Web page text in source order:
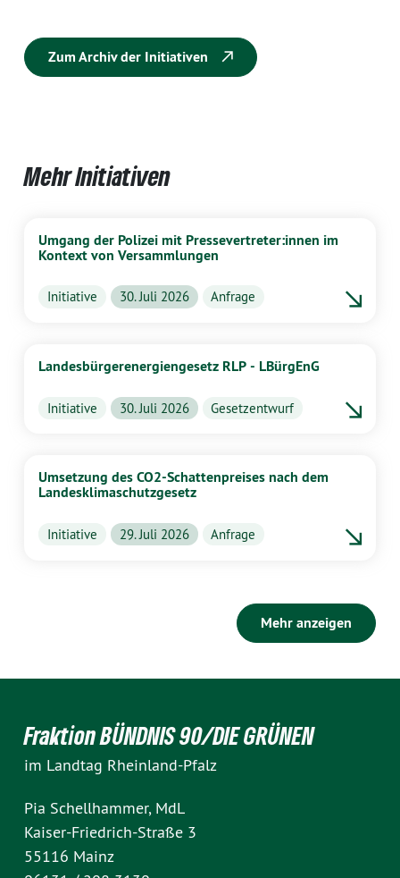
Zum Archiv der Initiativen
Mehr Initiativen
Umgang der Polizei mit Pressevertreter:innen im
Kontext von Versammlungen
Initiative 30. Juli 2026 Anfrage
Landesbürgerenergiengesetz RLP - LBürgEnG
Initiative 30. Juli 2026 Gesetzentwurf
Umsetzung des CO2-Schattenpreises nach dem
Landesklimaschutzgesetz
Initiative 29. Juli 2026 Anfrage
Mehr anzeigen
Fraktion BÜNDNIS 90/DIE GRÜNEN
im Landtag Rheinland-Pfalz
Pia Schellhammer, MdL
Kaiser-Friedrich-Straße 3
55116 Mainz